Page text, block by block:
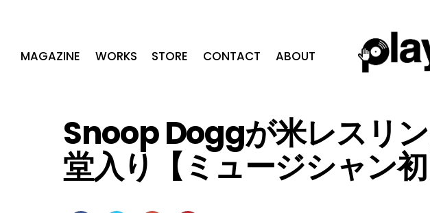
MAGAZINE WORKS STORE CONTACT ABOUT
Snoop Doggが米レスリ
堂入り【ミュージシャン初